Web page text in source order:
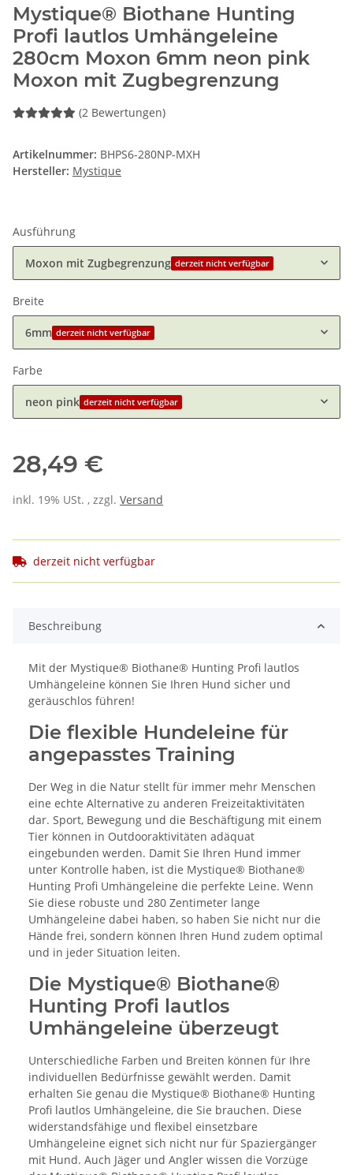
Mystique® Biothane Hunting
Profi lautlos Umhängeleine
280cm Moxon 6mm neon pink
Moxon mit Zugbegrenzung
(2 Bewertungen)
Artikelnummer: BHPS6-280NP-MXH
Hersteller: Mystique
Ausführung
Moxon mit Zugbegrenzung derzeit nicht verfügbar
Breite
6mm derzeit nicht verfügbar
Farbe
neon pink derzeit nicht verfügbar
28,49 €
inkl. 19% USt. , zzgl. Versand
derzeit nicht verfügbar
Beschreibung
Mit der Mystique® Biothane® Hunting Profi lautlos
Umhängeleine können Sie Ihren Hund sicher und
geräuschlos führen!
Die flexible Hundeleine für
angepasstes Training
Der Weg in die Natur stellt für immer mehr Menschen
eine echte Alternative zu anderen Freizeitaktivitäten
dar. Sport, Bewegung und die Beschäftigung mit einem
Tier können in Outdooraktivitäten adäquat
eingebunden werden. Damit Sie Ihren Hund immer
unter Kontrolle haben, ist die Mystique® Biothane®
Hunting Profi Umhängeleine die perfekte Leine. Wenn
Sie diese robuste und 280 Zentimeter lange
Umhängeleine dabei haben, so haben Sie nicht nur die
Hände frei, sondern können Ihren Hund zudem optimal
und in jeder Situation leiten.
Die Mystique® Biothane®
Hunting Profi lautlos
Umhängeleine überzeugt
Unterschiedliche Farben und Breiten können für Ihre
individuellen Bedürfnisse gewählt werden. Damit
erhalten Sie genau die Mystique® Biothane® Hunting
Profi lautlos Umhängeleine, die Sie brauchen. Diese
widerstandsfähige und flexibel einsetzbare
Umhängeleine eignet sich nicht nur für Spaziergänger
mit Hund. Auch Jäger und Angler wissen die Vorzüge